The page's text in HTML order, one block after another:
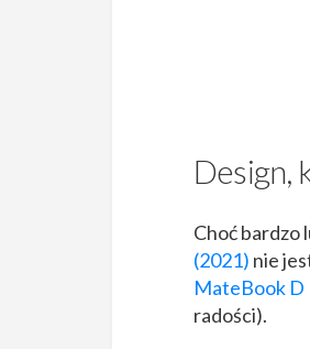
Design,
Choć bardzo
(2021) nie
MateBook D
radości).